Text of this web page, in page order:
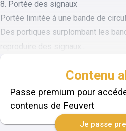
8. Portée des signaux
Portée limitée à une bande de
Des portiques surplombant les
reproduire des signaux...
Contenu
Passe premium pour
contenus de Feuvert
Je passe